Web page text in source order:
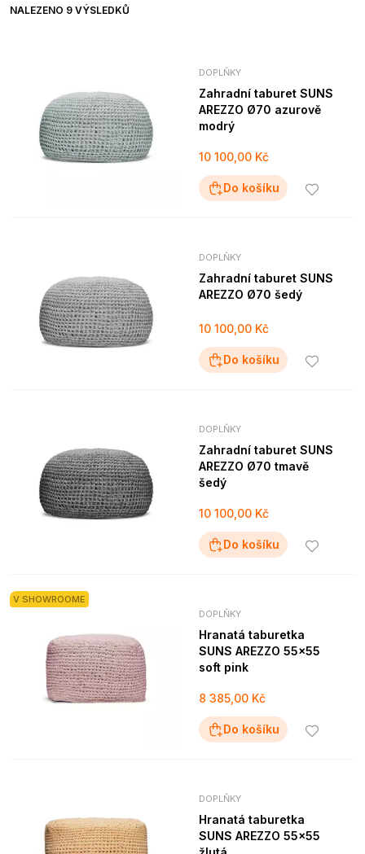
NALEZENO 9 VÝSLEDKŮ
DOPLŇKY
Zahradní taburet SUNS
AREZZO Ø70 azurově
modrý
10 100,00 Kč
Do košíku
DOPLŇKY
Zahradní taburet SUNS
AREZZO Ø70 šedý
10 100,00 Kč
Do košíku
DOPLŇKY
Zahradní taburet SUNS
AREZZO Ø70 tmavě
šedý
10 100,00 Kč
Do košíku
V SHOWROOME
DOPLŇKY
Hranatá taburetka
SUNS AREZZO 55x55
soft pink
8 385,00 Kč
Do košíku
DOPLŇKY
Hranatá taburetka
SUNS AREZZO 55x55